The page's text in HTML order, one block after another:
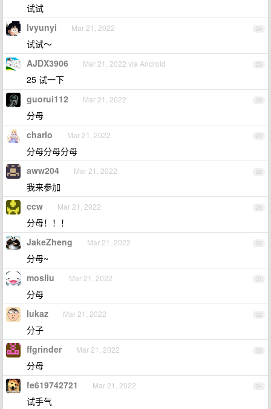
试试
24
lvyunyi Mar 21, 2022
试试～
25
AJDX3906 Mar 21, 2022 via Android
25 试一下
26
guorui112 Mar 21, 2022
分母
27
charlo Mar 21, 2022
分母分母分母
28
aww204 Mar 21, 2022
我来参加
29
ccw Mar 21, 2022
分母！！！
30
JakeZheng Mar 21, 2022
分母~
31
mosliu Mar 21, 2022
分母
32
lukaz Mar 21, 2022
分子
33
ffgrinder Mar 21, 2022
分母
34
fe619742721 Mar 21, 2022
试手气